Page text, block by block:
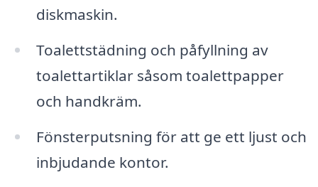
diskmaskin.
Toalettstädning och påfyllning av
toalettartiklar såsom toalettpapper
och handkräm.
Fönsterputsning för att ge ett ljust och
inbjudande kontor.